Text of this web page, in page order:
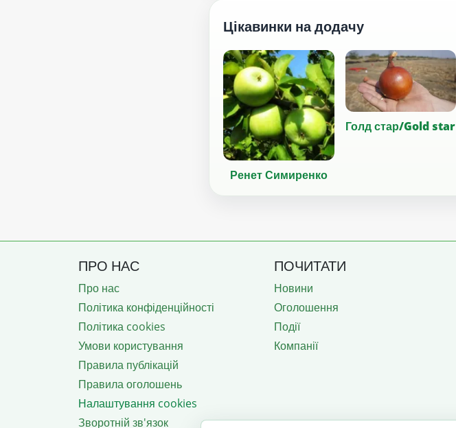
Цікавинки на додачу
Ренет Симиренко
Голд стар/Gold star
ПРО НАС
Про нас
Політика конфіденційності
Політика cookies
Умови користування
Правила публікацій
Правила оголошень
Налаштування cookies
Зворотній зв'язок
ПОЧИТАТИ
Новини
Оголошення
Події
Компанії